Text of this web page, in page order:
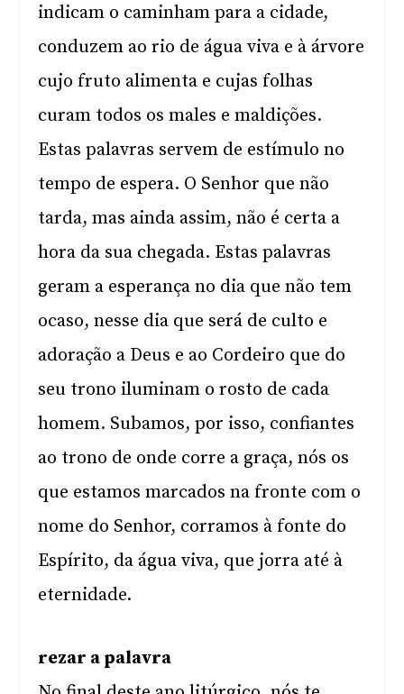
indicam o caminham para a cidade,
conduzem ao rio de água viva e à árvore
cujo fruto alimenta e cujas folhas
curam todos os males e maldições.
Estas palavras servem de estímulo no
tempo de espera. O Senhor que não
tarda, mas ainda assim, não é certa a
hora da sua chegada. Estas palavras
geram a esperança no dia que não tem
ocaso, nesse dia que será de culto e
adoração a Deus e ao Cordeiro que do
seu trono iluminam o rosto de cada
homem. Subamos, por isso, confiantes
ao trono de onde corre a graça, nós os
que estamos marcados na fronte com o
nome do Senhor, corramos à fonte do
Espírito, da água viva, que jorra até à
eternidade.
rezar a palavra